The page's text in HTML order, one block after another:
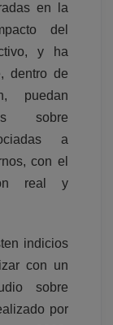
en la
del
y ha
dentro de
puedan
sobre
a
con el
real y
indicios
con un
sobre
por